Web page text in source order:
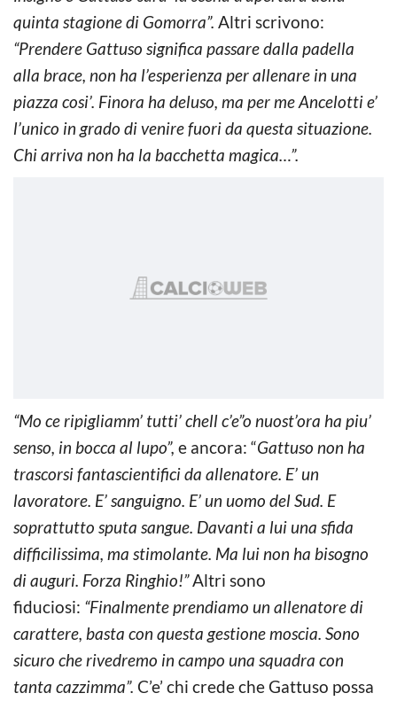
quinta stagione di Gomorra”. Altri scrivono:
“Prendere Gattuso significa passare dalla padella
alla brace, non ha l’esperienza per allenare in una
piazza cosi’. Finora ha deluso, ma per me Ancelotti e’
l’unico in grado di venire fuori da questa situazione.
Chi arriva non ha la bacchetta magica…”.
“Mo ce ripigliamm’ tutti’ chell c’e”o nuost’ora ha piu’
senso, in bocca al lupo”, e ancora: “Gattuso non ha
trascorsi fantascientifici da allenatore. E’ un
lavoratore. E’ sanguigno. E’ un uomo del Sud. E
soprattutto sputa sangue. Davanti a lui una sfida
difficilissima, ma stimolante. Ma lui non ha bisogno
di auguri. Forza Ringhio!”Altri sono
fiduciosi: “Finalmente prendiamo un allenatore di
carattere, basta con questa gestione moscia. Sono
sicuro che rivedremo in campo una squadra con
tanta cazzimma”. C’e’ chi crede che Gattuso possa